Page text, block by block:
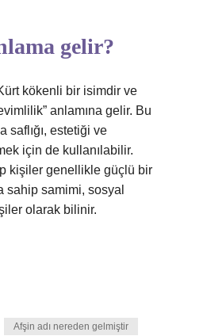
gelir?
kökenli bir isimdir ve
anlamına gelir. Bu
saflığı, estetiği ve
için de kullanılabilir.
kişiler genellikle güçlü bir
sahip samimi, sosyal
olarak bilinir.
Afşin adı nereden gelmiştir